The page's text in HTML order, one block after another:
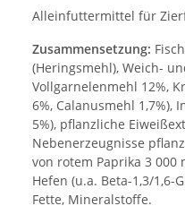
Alleinfuttermittel für
Zusammensetzung:
(Heringsmehl), Weich-
Vollgarnelenmehl 12%,
6%, Calanusmehl 1,7%),
5%), pflanzliche
Nebenerzeugnisse
von rotem Paprika 3 000
Hefen (u.a. Beta-1,3/1,6-
Fette, Mineralstoffe.